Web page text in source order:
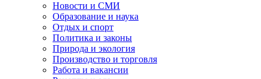
Новости и СМИ
Образование и наука
Отдых и спорт
Политика и законы
Природа и экология
Производство и торговля
Работа и вакансии